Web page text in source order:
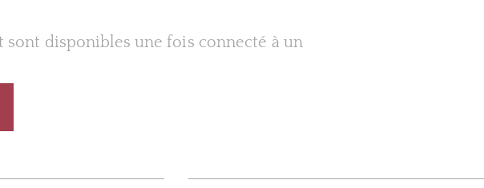
sont disponibles une fois connecté à un